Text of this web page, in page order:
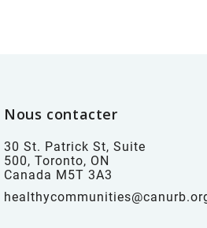
Nous contacter
30 St. Patrick St, Suite
500, Toronto, ON
Canada M5T 3A3